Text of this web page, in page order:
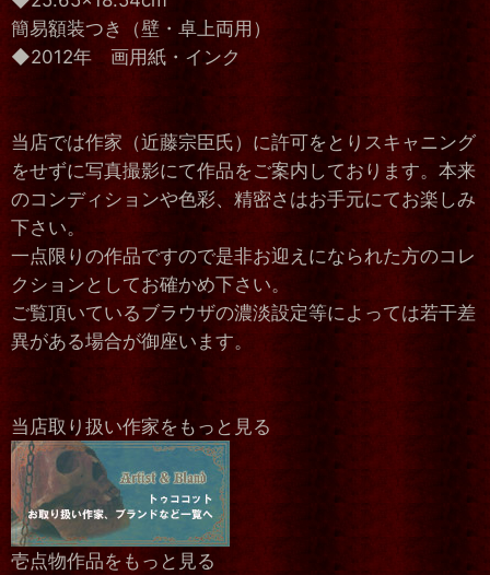
簡易額装つき（壁・卓上両用）
◆2012年 画用紙・インク
当店では作家（近藤宗臣氏）に許可をとりスキャニング
をせずに写真撮影にて作品をご案内しております。本来
のコンディションや色彩、精密さはお手元にてお楽しみ
下さい。
一点限りの作品ですので是非お迎えになられた方のコレ
クションとしてお確かめ下さい。
ご覧頂いているブラウザの濃淡設定等によっては若干差
異がある場合が御座います。
当店取り扱い作家をもっと見る
壱点物作品をもっと見る